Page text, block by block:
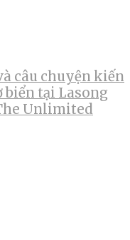
câu chuyện kiến
biển tại Lasong
Unlimited